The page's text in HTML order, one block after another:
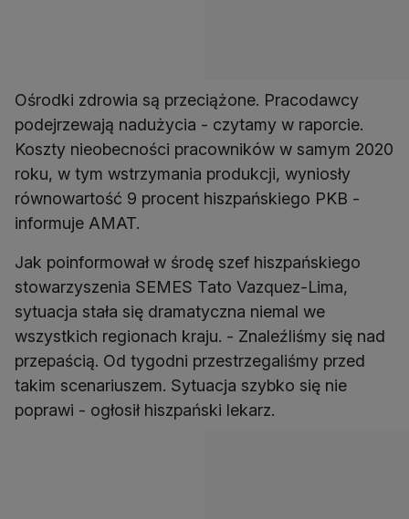
Ośrodki zdrowia są przeciążone. Pracodawcy
podejrzewają nadużycia - czytamy w raporcie.
Koszty nieobecności pracowników w samym 2020
roku, w tym wstrzymania produkcji, wyniosły
równowartość 9 procent hiszpańskiego PKB -
informuje AMAT.
Jak poinformował w środę szef hiszpańskiego
stowarzyszenia SEMES Tato Vazquez-Lima,
sytuacja stała się dramatyczna niemal we
wszystkich regionach kraju. - Znaleźliśmy się nad
przepaścią. Od tygodni przestrzegaliśmy przed
takim scenariuszem. Sytuacja szybko się nie
poprawi - ogłosił hiszpański lekarz.